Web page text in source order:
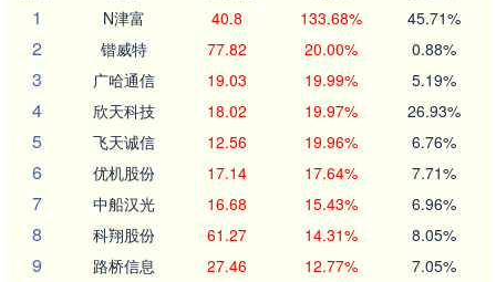
1
N津富 40.8 133.68% 45.71%
2 锴威特 77.82 20.00% 0.88%
3 广哈通信 19.03 19.99% 5.19%
4 欣天科技 18.02 19.97% 26.93%
5 飞天诚信 12.56 19.96% 6.76%
6 优机股份 17.14 17.64% 7.71%
7 中船汉光 16.68 15.43% 6.96%
8 科翔股份 61.27 14.31% 8.05%
9 路桥信息 27.46 12.77% 7.05%